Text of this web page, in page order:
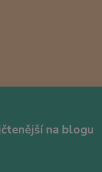
na blogu